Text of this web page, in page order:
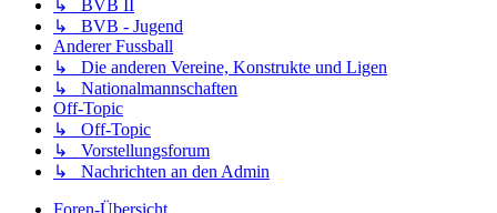
↳ BVB II
↳ BVB - Jugend
Anderer Fussball
↳ Die anderen Vereine, Konstrukte und Ligen
↳ Nationalmannschaften
Off-Topic
↳ Off-Topic
↳ Vorstellungsforum
↳ Nachrichten an den Admin
Foren-Übersicht